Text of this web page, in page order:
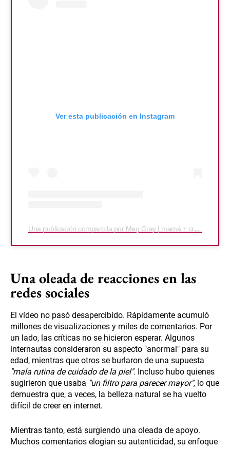
Ver esta publicación en Instagram
Una publicación compartida por Meg Gray | mamá + creadora de contenido posparto (@mamagraysdays)
Una oleada de reacciones en las
redes sociales
El vídeo no pasó desapercibido. Rápidamente acumuló
millones de visualizaciones y miles de comentarios. Por
un lado, las críticas no se hicieron esperar. Algunos
internautas consideraron su aspecto "anormal" para su
edad, mientras que otros se burlaron de una supuesta
"mala rutina de cuidado de la piel". Incluso hubo quienes
sugirieron que usaba "un filtro para parecer mayor", lo que
demuestra que, a veces, la belleza natural se ha vuelto
difícil de creer en internet.
Mientras tanto, está surgiendo una oleada de apoyo.
Muchos comentarios elogian su autenticidad, su enfoque